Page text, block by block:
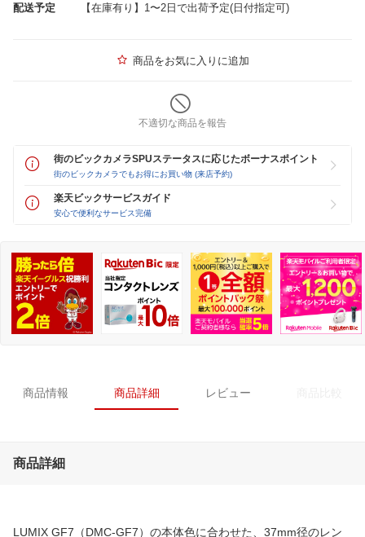
配送予定 【在庫有り】1〜2日で出荷予定(日付指定可)
商品をお気に入りに追加
不適切な商品を報告
街のビックカメラSPUステータスに応じたボーナスポイント
街のビックカメラでもお得にお買い物 (来店予約)
楽天ビックサービスガイド
安心で便利なサービス完備
商品情報 商品詳細 レビュー
商品詳細
LUMIX GF7（DMC-GF7）の本体色に合わせた、37mm径のレン